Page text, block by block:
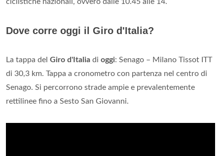
Dove corre oggi il Giro d'Italia?
La tappa del Giro d'Italia di oggi: Senago – Milano Tissot ITT
di 30,3 km. Tappa a cronometro con partenza nel centro di
Senago. Si percorrono strade ampie e prevalentemente
rettilinee fino a Sesto San Giovanni.